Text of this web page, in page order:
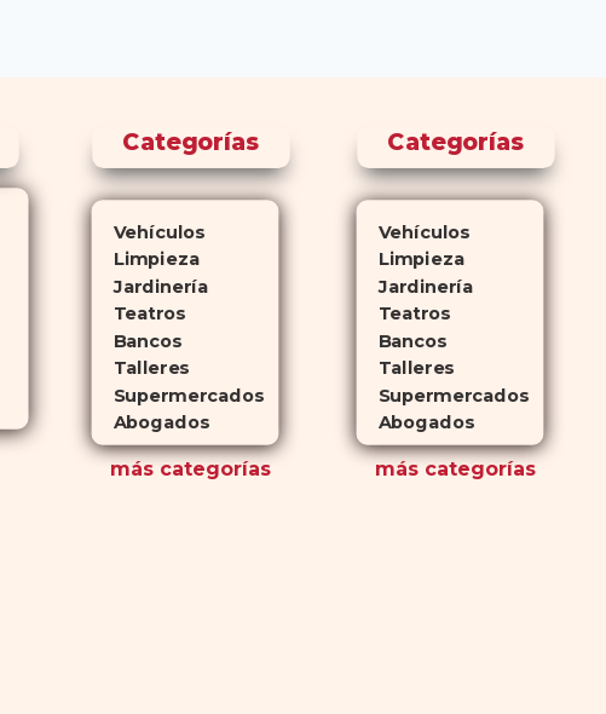
Categorías
Vehículos
Limpieza
Jardinería
Teatros
Bancos
Talleres
Supermercados
Abogados
más categorías
Categorías
Vehículos
Limpieza
Jardinería
Teatros
Bancos
Talleres
Supermercados
Abogados
más categorías